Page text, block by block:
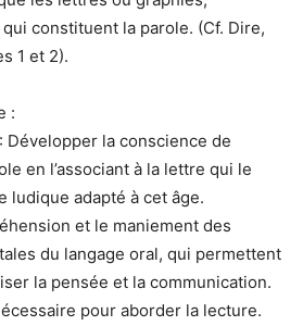
constituent la parole. (Cf. Dire,
1 et 2).
:
Développer la conscience de
en l’associant à la lettre qui le
ludique adapté à cet âge.
et le maniement des
du langage oral, qui permettent
la pensée et la communication.
pour aborder la lecture.